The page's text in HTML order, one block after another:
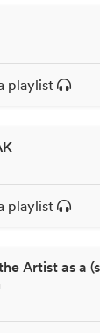
playlist
playlist
Artist as a